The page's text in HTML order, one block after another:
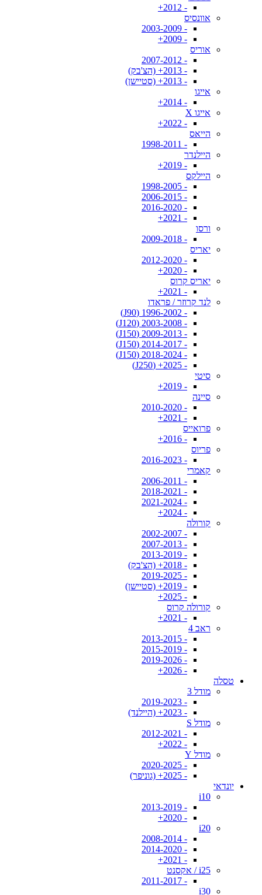
- 2012+
אוונסיס
- 2003-2009
- 2009+
אוריס
- 2007-2012
- 2013+ (הצ'בק)
- 2013+ (סטיישן)
אייגו
- 2014+
אייגו X
- 2022+
הייאס
- 1998-2011
היילנדר
- 2019+
היילקס
- 1998-2005
- 2006-2015
- 2016-2020
- 2021+
ורסו
- 2009-2018
יאריס
- 2012-2020
- 2020+
יאריס קרוס
- 2021+
לנד קרוזר / פראדו
- 1996-2002 (J90)
- 2003-2008 (J120)
- 2009-2013 (J150)
- 2014-2017 (J150)
- 2018-2024 (J150)
- 2025+ (J250)
סיטי
- 2019+
סיינה
- 2010-2020
- 2021+
פרואייס
- 2016+
פריוס
- 2016-2023
קאמרי
- 2006-2011
- 2018-2021
- 2021-2024
- 2024+
קורולה
- 2002-2007
- 2007-2013
- 2013-2019
- 2018+ (הצ'בק)
- 2019-2025
- 2019+ (סטיישן)
- 2025+
קורולה קרוס
- 2021+
ראב 4
- 2013-2015
- 2015-2019
- 2019-2026
- 2026+
טסלה
מודל 3
- 2019-2023
- 2023+ (היילנד)
מודל S
- 2012-2021
- 2022+
מודל Y
- 2020-2025
- 2025+ (גוניפר)
יונדאי
i10
- 2013-2019
- 2020+
i20
- 2008-2014
- 2014-2020
- 2021+
i25 / אקסנט
- 2011-2017
i30